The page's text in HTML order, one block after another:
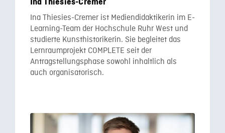
Ina Thiesies-Cremer
Ina Thiesies-Cremer ist Mediendidaktikerin im E-
Learning-Team der Hochschule Ruhr West und
studierte Kunsthistorikerin. Sie begleitet das
Lernraumprojekt COMPLETE seit der
Antragstellungsphase sowohl inhaltlich als
auch organisatorisch.